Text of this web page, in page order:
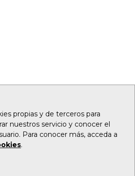
propias y de terceros para
nuestros servicio y conocer el
Para conocer más, acceda a
.